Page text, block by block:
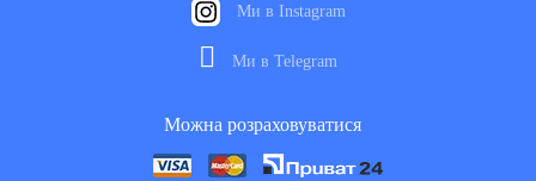
Ми в Instagram
Ми в Telegram
Можна розраховуватися